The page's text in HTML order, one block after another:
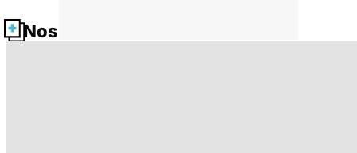
Nos fiches santé